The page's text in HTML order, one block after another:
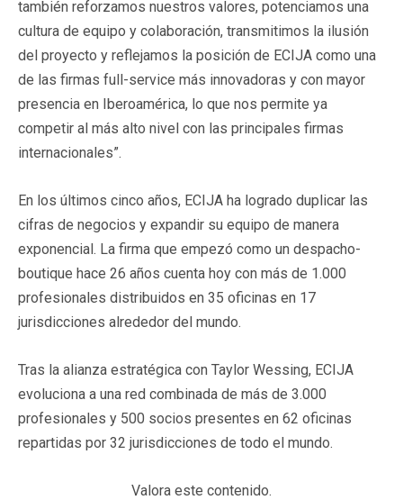
también reforzamos nuestros valores, potenciamos una
cultura de equipo y colaboración, transmitimos la ilusión
del proyecto y reflejamos la posición de ECIJA como una
de las firmas full-service más innovadoras y con mayor
presencia en Iberoamérica, lo que nos permite ya
competir al más alto nivel con las principales firmas
internacionales”.
En los últimos cinco años, ECIJA ha logrado duplicar las
cifras de negocios y expandir su equipo de manera
exponencial. La firma que empezó como un despacho-
boutique hace 26 años cuenta hoy con más de 1.000
profesionales distribuidos en 35 oficinas en 17
jurisdicciones alrededor del mundo.
Tras la alianza estratégica con Taylor Wessing, ECIJA
evoluciona a una red combinada de más de 3.000
profesionales y 500 socios presentes en 62 oficinas
repartidas por 32 jurisdicciones de todo el mundo.
Valora este contenido.